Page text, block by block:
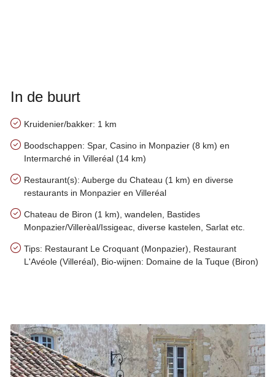
In de buurt
Kruidenier/bakker: 1 km
Boodschappen: Spar, Casino in Monpazier (8 km) en
Intermarché in Villeréal (14 km)
Restaurant(s): Auberge du Chateau (1 km) en diverse
restaurants in Monpazier en Villeréal
Chateau de Biron (1 km), wandelen, Bastides
Monpazier/Villerèal/Issigeac, diverse kastelen, Sarlat etc.
Tips: Restaurant Le Croquant (Monpazier), Restaurant
L'Avéole (Villeréal), Bio-wijnen: Domaine de la Tuque (Biron)